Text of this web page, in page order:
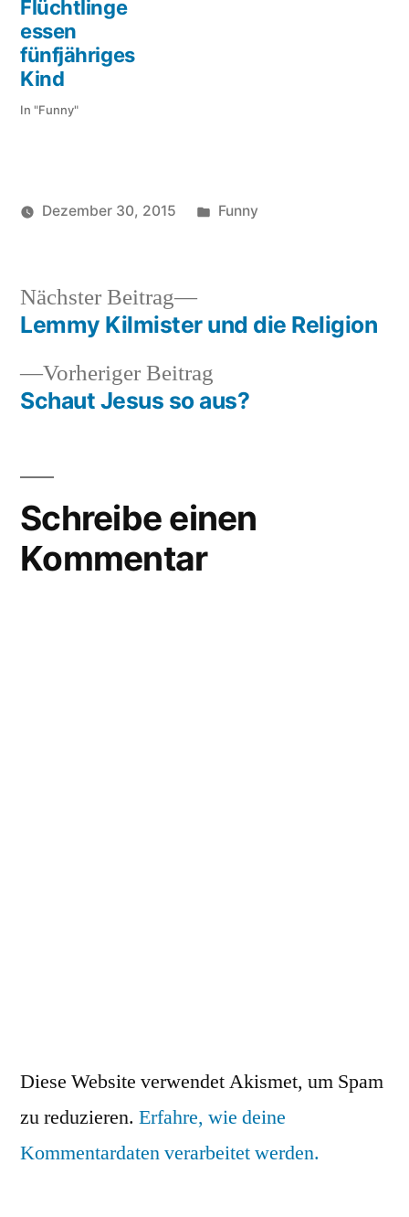
Flüchtlinge
essen
fünfjähriges
Kind
In "Funny"
Dezember 30, 2015
Veröffentlicht
Funny
Beitragsnavigation
Vorheriger Beitrag
Beitrag:
Schaut Jesus so aus?
Nächster Beitrag
Nächster
Beitrag:
Lemmy Kilmister und die Religion
Schreibe einen
Kommentar
Diese Website verwendet Akismet, um Spam
zu reduzieren. Erfahre, wie deine
Kommentardaten verarbeitet werden.